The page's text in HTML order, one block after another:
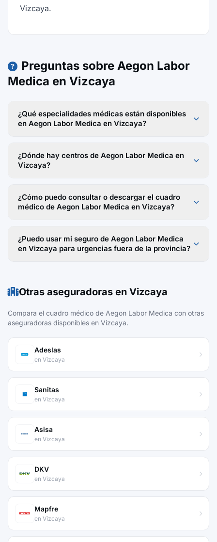
Vizcaya.
Preguntas sobre Aegon Labor
Medica en Vizcaya
¿Qué especialidades médicas están disponibles
en Aegon Labor Medica en Vizcaya?
¿Dónde hay centros de Aegon Labor Medica en
Vizcaya?
¿Cómo puedo consultar o descargar el cuadro
médico de Aegon Labor Medica en Vizcaya?
¿Puedo usar mi seguro de Aegon Labor Medica
en Vizcaya para urgencias fuera de la provincia?
Otras aseguradoras en Vizcaya
Compara el cuadro médico de Aegon Labor Medica con otras
aseguradoras disponibles en Vizcaya.
Adeslas
en Vizcaya
Sanitas
en Vizcaya
Asisa
en Vizcaya
DKV
en Vizcaya
Mapfre
en Vizcaya